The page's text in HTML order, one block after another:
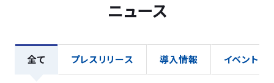
ニュース
全て プレスリリース 導入情報 イベント